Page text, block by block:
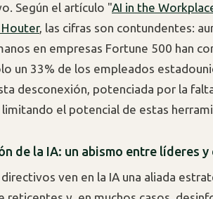
Según el artículo "AI in the
Houter, las cifras son contundentes:
en empresas Fortune 500 han
un 33% de los empleados
desconexión, potenciada por la
el potencial de estas
de la IA: un abismo entre líderes y
ven en la IA una aliada